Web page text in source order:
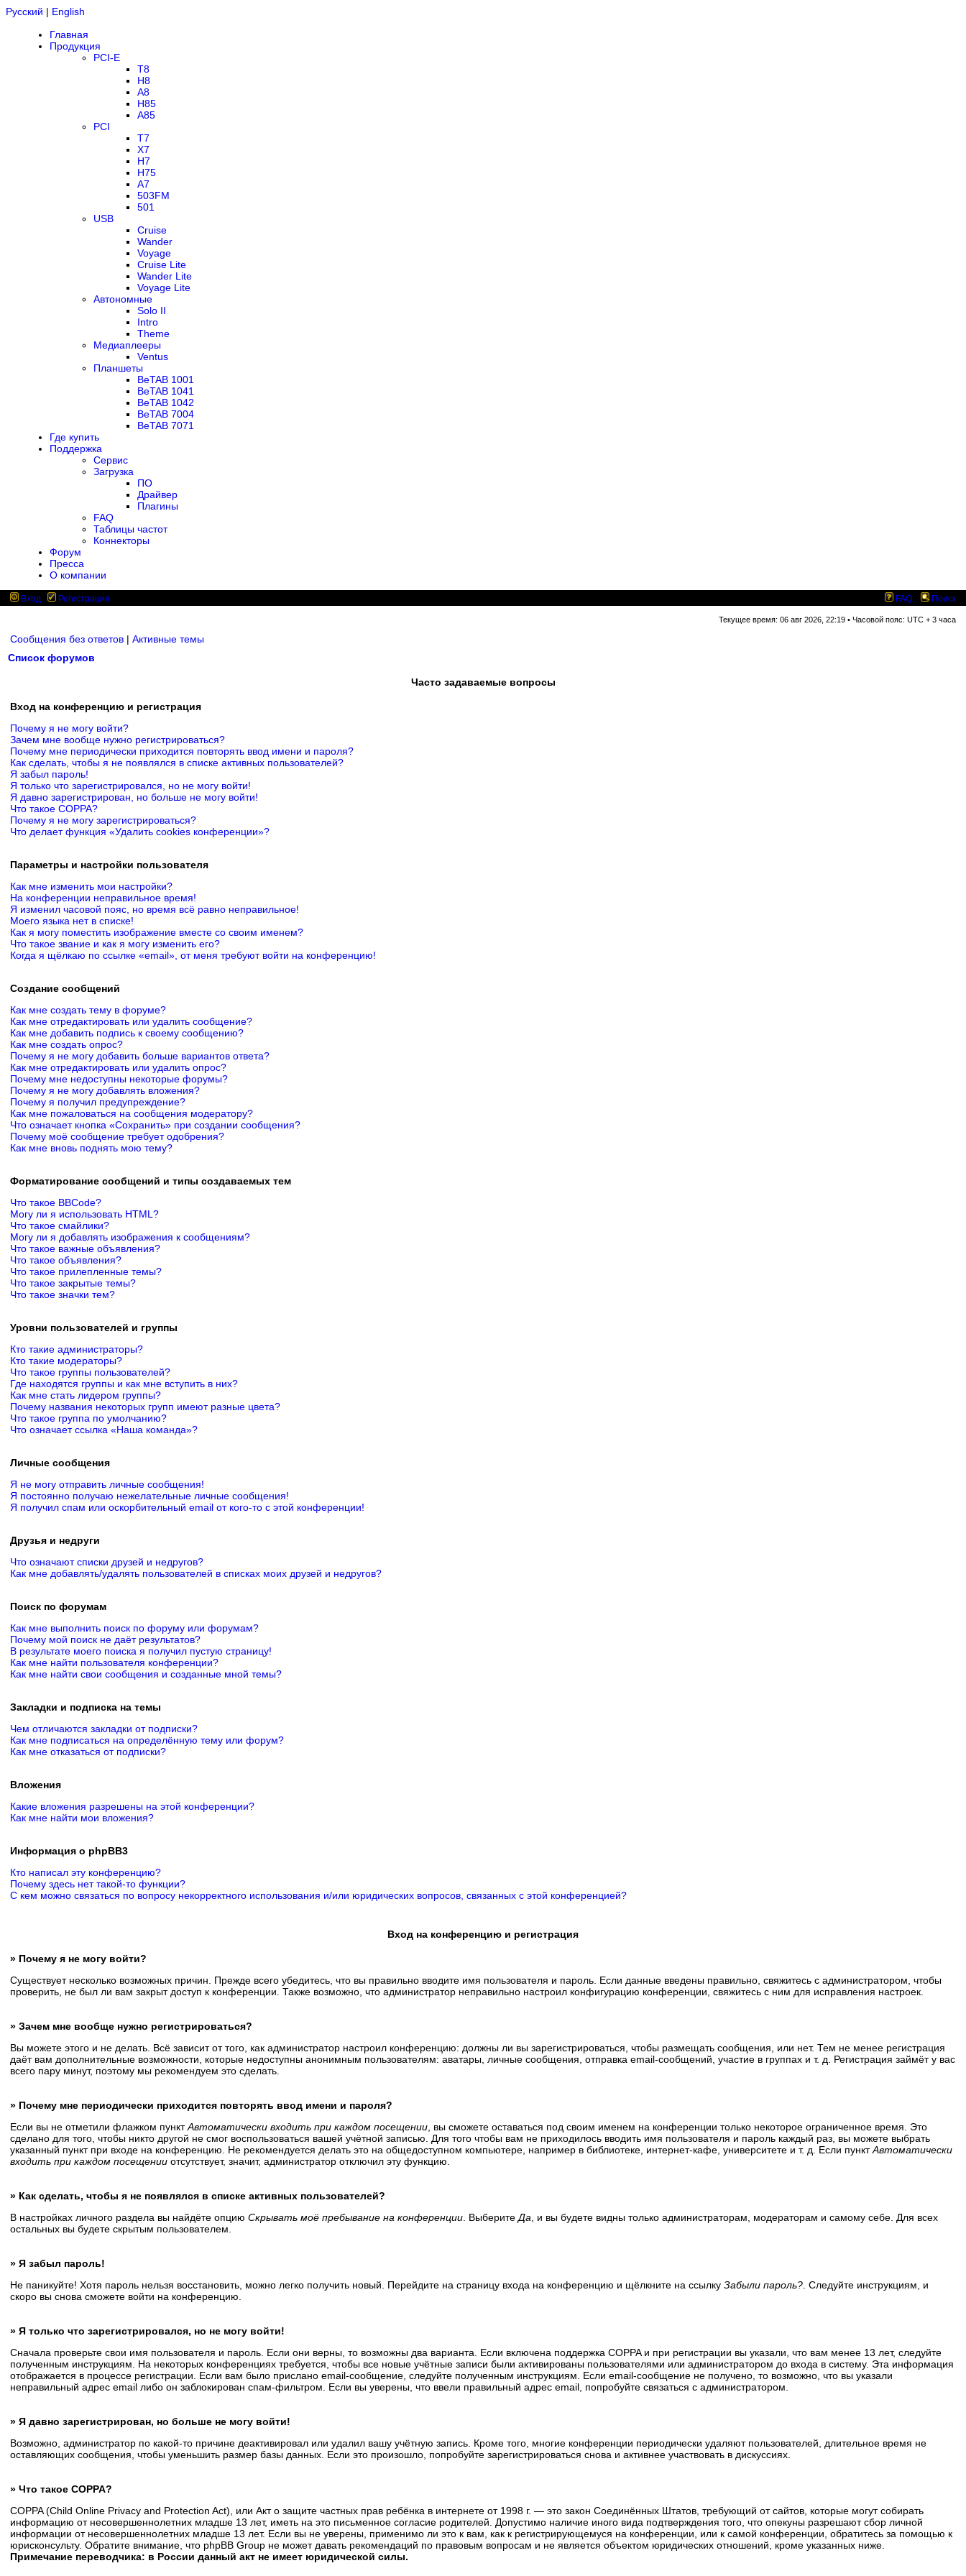
Русский | English
Главная
Продукция
PCI-E
T8
H8
A8
H85
A85
PCI
T7
X7
H7
H75
A7
503FM
501
USB
Cruise
Wander
Voyage
Cruise Lite
Wander Lite
Voyage Lite
Автономные
Solo II
Intro
Theme
Медиаплееры
Ventus
Планшеты
BeTAB 1001
BeTAB 1041
BeTAB 1042
BeTAB 7004
BeTAB 7071
Где купить
Поддержка
Сервис
Загрузка
ПО
Драйвер
Плагины
FAQ
Таблицы частот
Коннекторы
Форум
Пресса
О компании
Вход Регистрация FAQ Поиск
Текущее время: 06 авг 2026, 22:19 • Часовой пояс: UTC + 3 часа
Сообщения без ответов | Активные темы
Список форумов
Часто задаваемые вопросы
Вход на конференцию и регистрация
Почему я не могу войти?
Зачем мне вообще нужно регистрироваться?
Почему мне периодически приходится повторять ввод имени и пароля?
Как сделать, чтобы я не появлялся в списке активных пользователей?
Я забыл пароль!
Я только что зарегистрировался, но не могу войти!
Я давно зарегистрирован, но больше не могу войти!
Что такое COPPA?
Почему я не могу зарегистрироваться?
Что делает функция «Удалить cookies конференции»?
Параметры и настройки пользователя
Как мне изменить мои настройки?
На конференции неправильное время!
Я изменил часовой пояс, но время всё равно неправильное!
Моего языка нет в списке!
Как я могу поместить изображение вместе со своим именем?
Что такое звание и как я могу изменить его?
Когда я щёлкаю по ссылке «email», от меня требуют войти на конференцию!
Создание сообщений
Как мне создать тему в форуме?
Как мне отредактировать или удалить сообщение?
Как мне добавить подпись к своему сообщению?
Как мне создать опрос?
Почему я не могу добавить больше вариантов ответа?
Как мне отредактировать или удалить опрос?
Почему мне недоступны некоторые форумы?
Почему я не могу добавлять вложения?
Почему я получил предупреждение?
Как мне пожаловаться на сообщения модератору?
Что означает кнопка «Сохранить» при создании сообщения?
Почему моё сообщение требует одобрения?
Как мне вновь поднять мою тему?
Форматирование сообщений и типы создаваемых тем
Что такое BBCode?
Могу ли я использовать HTML?
Что такое смайлики?
Могу ли я добавлять изображения к сообщениям?
Что такое важные объявления?
Что такое объявления?
Что такое прилепленные темы?
Что такое закрытые темы?
Что такое значки тем?
Уровни пользователей и группы
Кто такие администраторы?
Кто такие модераторы?
Что такое группы пользователей?
Где находятся группы и как мне вступить в них?
Как мне стать лидером группы?
Почему названия некоторых групп имеют разные цвета?
Что такое группа по умолчанию?
Что означает ссылка «Наша команда»?
Личные сообщения
Я не могу отправить личные сообщения!
Я постоянно получаю нежелательные личные сообщения!
Я получил спам или оскорбительный email от кого-то с этой конференции!
Друзья и недруги
Что означают списки друзей и недругов?
Как мне добавлять/удалять пользователей в списках моих друзей и недругов?
Поиск по форумам
Как мне выполнить поиск по форуму или форумам?
Почему мой поиск не даёт результатов?
В результате моего поиска я получил пустую страницу!
Как мне найти пользователя конференции?
Как мне найти свои сообщения и созданные мной темы?
Закладки и подписка на темы
Чем отличаются закладки от подписки?
Как мне подписаться на определённую тему или форум?
Как мне отказаться от подписки?
Вложения
Какие вложения разрешены на этой конференции?
Как мне найти мои вложения?
Информация о phpBB3
Кто написал эту конференцию?
Почему здесь нет такой-то функции?
С кем можно связаться по вопросу некорректного использования и/или юридических вопросов, связанных с этой конференцией?
Вход на конференцию и регистрация
» Почему я не могу войти?
Существует несколько возможных причин. Прежде всего убедитесь, что вы правильно вводите имя пользователя и пароль. Если данные введены правильно, свяжитесь с администратором, чтобы
проверить, не был ли вам закрыт доступ к конференции. Также возможно, что администратор неправильно настроил конфигурацию конференции, свяжитесь с ним для исправления настроек.
» Зачем мне вообще нужно регистрироваться?
Вы можете этого и не делать. Всё зависит от того, как администратор настроил конференцию: должны ли вы зарегистрироваться, чтобы размещать сообщения, или нет. Тем не менее регистрация
даёт вам дополнительные возможности, которые недоступны анонимным пользователям: аватары, личные сообщения, отправка email-сообщений, участие в группах и т. д. Регистрация займёт у вас
всего пару минут, поэтому мы рекомендуем это сделать.
» Почему мне периодически приходится повторять ввод имени и пароля?
Если вы не отметили флажком пунктАвтоматически входить при каждом посещении , вы сможете оставаться под своим именем на конференции только некоторое ограниченное время. Это
сделано для того, чтобы никто другой не смог воспользоваться вашей учётной записью. Для того чтобы вам не приходилось вводить имя пользователя и пароль каждый раз, вы можете выбрать
указанный пункт при входе на конференцию. Не рекомендуется делать это на общедоступном компьютере, например в библиотеке, интернет-кафе, университете и т. д. Если пунктАвтоматически
входить при каждом посещении отсутствует, значит, администратор отключил эту функцию.
» Как сделать, чтобы я не появлялся в списке активных пользователей?
В настройках личного раздела вы найдёте опцию Скрывать моё пребывание на конференции . Выберите Да , и вы будете видны только администраторам, модераторам и самому себе. Для всех
остальных вы будете скрытым пользователем.
» Я забыл пароль!
Не паникуйте! Хотя пароль нельзя восстановить, можно легко получить новый. Перейдите на страницу входа на конференцию и щёлкните на ссылку Забыли пароль? . Следуйте инструкциям, и
скоро вы снова сможете войти на конференцию.
» Я только что зарегистрировался, но не могу войти!
Сначала проверьте свои имя пользователя и пароль. Если они верны, то возможны два варианта. Если включена поддержка COPPA и при регистрации вы указали, что вам менее 13 лет, следуйте
полученным инструкциям. На некоторых конференциях требуется, чтобы все новые учётные записи были активированы пользователями или администратором до входа в систему. Эта информация
отображается в процессе регистрации. Если вам было прислано email-сообщение, следуйте полученным инструкциям. Если email-сообщение не получено, то возможно, что вы указали
неправильный адрес email либо он заблокирован спам-фильтром. Если вы уверены, что ввели правильный адрес email, попробуйте связаться с администратором.
» Я давно зарегистрирован, но больше не могу войти!
Возможно, администратор по какой-то причине деактивировал или удалил вашу учётную запись. Кроме того, многие конференции периодически удаляют пользователей, длительное время не
оставляющих сообщения, чтобы уменьшить размер базы данных. Если это произошло, попробуйте зарегистрироваться снова и активнее участвовать в дискуссиях.
» Что такое COPPA?
COPPA (Child Online Privacy and Protection Act), или Акт о защите частных прав ребёнка в интернете от 1998 г. — это закон Соединённых Штатов, требующий от сайтов, которые могут собирать
информацию от несовершеннолетних младше 13 лет, иметь на это письменное согласие родителей. Допустимо наличие иного вида подтверждения того, что опекуны разрешают сбор личной
информации от несовершеннолетних младше 13 лет. Если вы не уверены, применимо ли это к вам, как к регистрирующемуся на конференции, или к самой конференции, обратитесь за помощью к
юрисконсульту. Обратите внимание, что phpBB Group не может давать рекомендаций по правовым вопросам и не является объектом юридических отношений, кроме указанных ниже.
Примечание переводчика: в России данный акт не имеет юридической силы.